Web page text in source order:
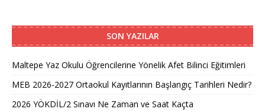
SON YAZILAR
Maltepe Yaz Okulu Öğrencilerine Yönelik Afet Bilinci Eğitimleri
MEB 2026-2027 Ortaokul Kayıtlarının Başlangıç Tarihleri Nedir?
2026 YÖKDİL/2 Sınavı Ne Zaman ve Saat Kaçta